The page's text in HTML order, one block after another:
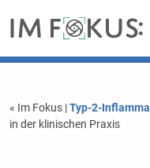
« Im Fokus |Typ-2-
in der klinischen Praxis